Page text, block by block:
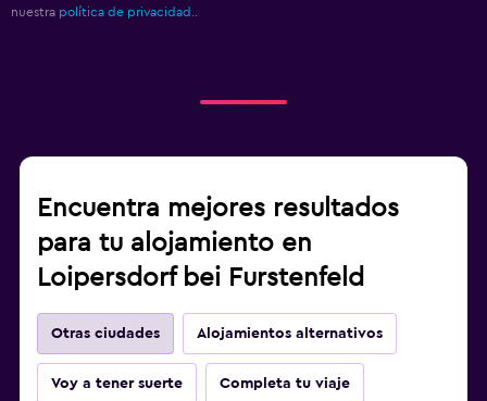
nuestra política de privacidad.
Encuentra mejores resultados
para tu alojamiento en
Loipersdorf bei Furstenfeld
Otras ciudades Alojamientos alternativos
Voy a tener suerte Completa tu viaje